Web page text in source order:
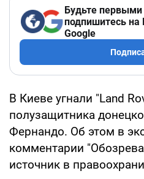
Будьте первыми
подпишитесь на
Google
В Киеве угнали "Land
полузащитника
Фернандо. Об этом в
комментарии
источник в